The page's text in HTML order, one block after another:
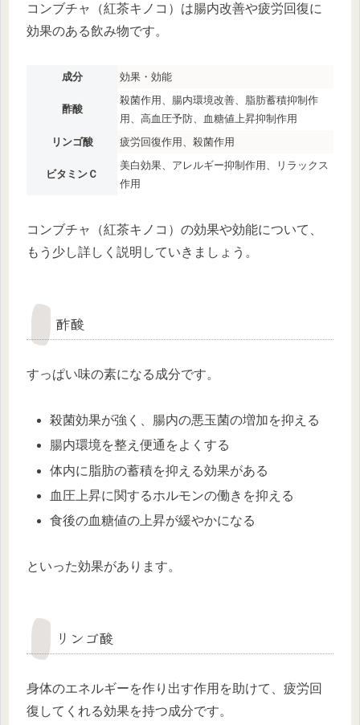
コンブチャ（紅茶キノコ）は腸内改善や疲労回復に
効果のある飲み物です。
成分 効果・効能
酢酸
殺菌作用、腸内環境改善、脂肪蓄積抑制作
用、高血圧予防、血糖値上昇抑制作用
リンゴ酸
疲労回復作用、殺菌作用
ビタミンＣ
美白効果、アレルギー抑制作用、リラックス
作用
コンブチャ（紅茶キノコ）の効果や効能について、
もう少し詳しく説明していきましょう。
酢酸
すっぱい味の素になる成分です。
殺菌効果が強く、腸内の悪玉菌の増加を抑える
腸内環境を整え便通をよくする
体内に脂肪の蓄積を抑える効果がある
血圧上昇に関するホルモンの働きを抑える
食後の血糖値の上昇が緩やかになる
といった効果があります。
リンゴ酸
身体のエネルギーを作り出す作用を助けて、疲労回
復してくれる効果を持つ成分です。